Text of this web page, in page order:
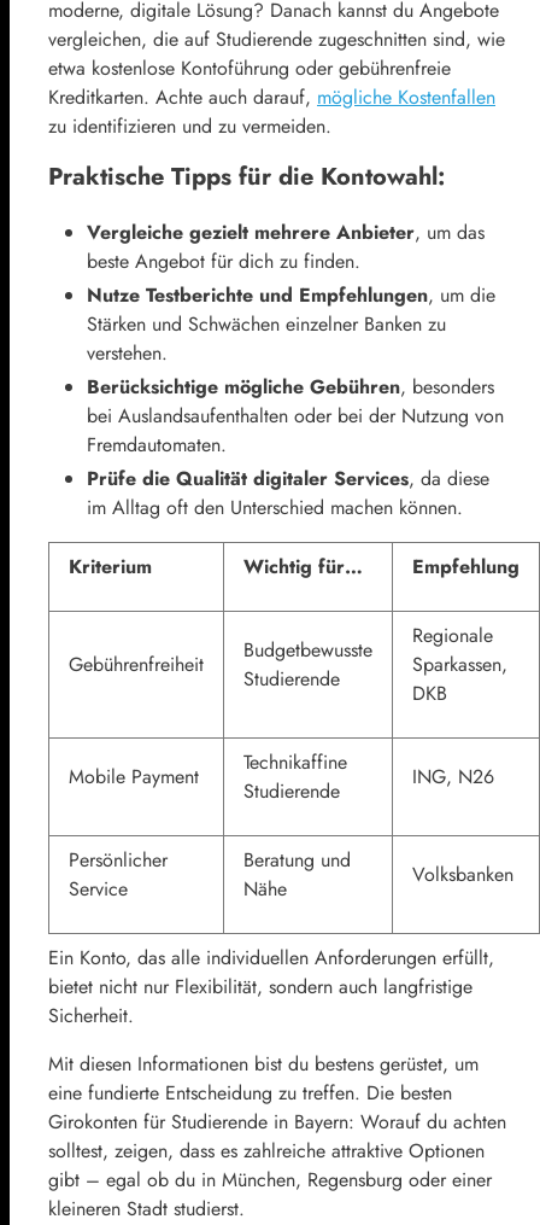
moderne, digitale Lösung? Danach kannst du Angebote
vergleichen, die auf Studierende zugeschnitten sind, wie
etwa kostenlose Kontoführung oder gebührenfreie
Kreditkarten. Achte auch darauf, mögliche Kostenfallen
zu identifizieren und zu vermeiden.
Praktische Tipps für die Kontowahl:
Vergleiche gezielt mehrere Anbieter, um das
beste Angebot für dich zu finden.
Nutze Testberichte und Empfehlungen, um die
Stärken und Schwächen einzelner Banken zu
verstehen.
Berücksichtige mögliche Gebühren, besonders
bei Auslandsaufenthalten oder bei der Nutzung von
Fremdautomaten.
Prüfe die Qualität digitaler Services, da diese
im Alltag oft den Unterschied machen können.
Kriterium Wichtig für… Empfehlung
Gebührenfreiheit
Budgetbewusste
Studierende
Regionale
Sparkassen,
DKB
Mobile Payment
Technikaffine
Studierende
ING, N26
Persönlicher
Service
Beratung und
Nähe
Volksbanken
Ein Konto, das alle individuellen Anforderungen erfüllt,
bietet nicht nur Flexibilität, sondern auch langfristige
Sicherheit.
Mit diesen Informationen bist du bestens gerüstet, um
eine fundierte Entscheidung zu treffen. Die besten
Girokonten für Studierende in Bayern: Worauf du achten
solltest, zeigen, dass es zahlreiche attraktive Optionen
gibt – egal ob du in München, Regensburg oder einer
kleineren Stadt studierst.